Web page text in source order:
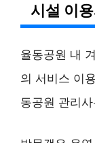
시설 이
율동공원 내
의 서비스 이
동공원 관리